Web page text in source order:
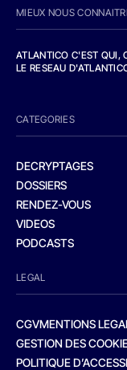
MIEUX NOUS
ATLANTICO C'EST QUI,
LE RESEAU
CATEGORIES
DECRYPTAGES
DOSSIERS
RENDEZ-VOUS
VIDEOS
PODCASTS
LEGAL
CGVMENTIONS
GESTION DES
POLITIQUE